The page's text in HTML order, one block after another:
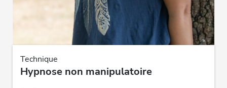
Technique
Hypnose non manipulatoire